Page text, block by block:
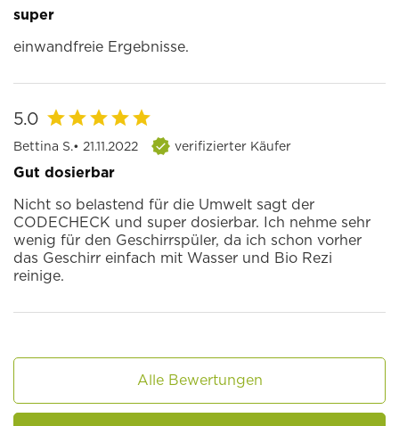
super
einwandfreie Ergebnisse.
5.0
Bettina S.• 21.11.2022 verifizierter Käufer
Gut dosierbar
Nicht so belastend für die Umwelt sagt der
CODECHECK und super dosierbar. Ich nehme sehr
wenig für den Geschirrspüler, da ich schon vorher
das Geschirr einfach mit Wasser und Bio Rezi
reinige.
Alle Bewertungen